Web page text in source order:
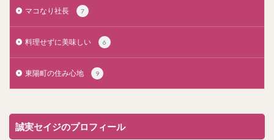
マコなり社長 7
料理せずに美味しい 6
東陽町の住み心地 9
誠実セイジのプロフィール